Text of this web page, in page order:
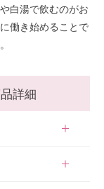
白湯で飲むのがお
働き始めることで
詳細